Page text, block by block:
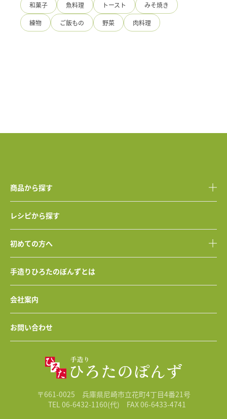
和菓子 魚料理 トースト みそ焼き
練物 ご飯もの 野菜 肉料理
商品から探す
レシピから探す
初めての方へ
手造りひろたのぽんずとは
会社案内
お問い合わせ
〒661-0025 兵庫県尼崎市立花町4丁目4番21号
TEL 06-6432-1160(代)
FAX 06-6433-4741